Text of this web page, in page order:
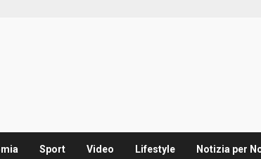
Sport Video Lifestyle Notizia per